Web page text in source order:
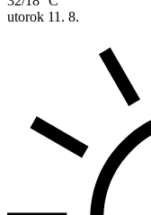
utorok 11. 8.